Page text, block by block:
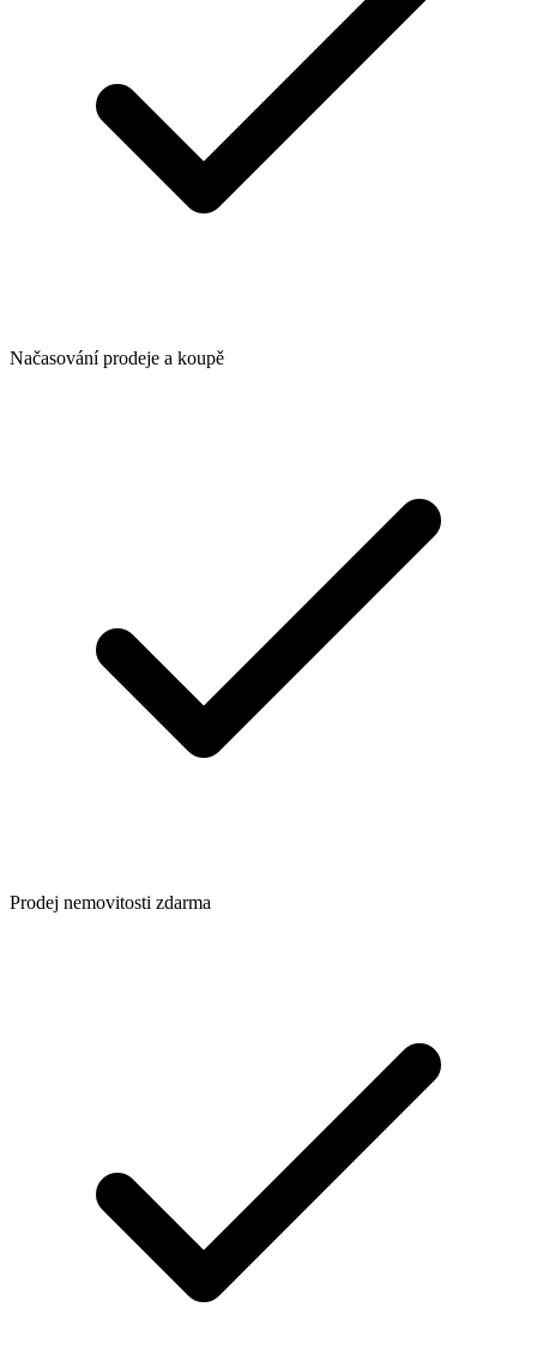
Načasování prodeje a koupě
Prodej nemovitosti zdarma